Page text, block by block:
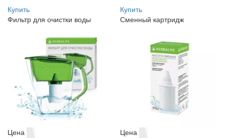
Купить
Купить
Фильтр для очистки воды
Цена
Сменный картридж
Цена